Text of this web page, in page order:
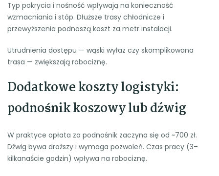
Typ pokrycia i nośność wpływają na konieczność
wzmacniania i stóp. Dłuższe trasy chłodnicze i
przewyższenia podnoszą koszt za metr instalacji.
Utrudnienia dostępu — wąski wyłaz czy skomplikowana
trasa — zwiększają robociznę.
Dodatkowe koszty logistyki:
podnośnik koszowy lub dźwig
W praktyce opłata za podnośnik zaczyna się od ~700 zł.
Dźwig bywa droższy i wymaga pozwoleń. Czas pracy (3–
kilkanaście godzin) wpływa na robociznę.